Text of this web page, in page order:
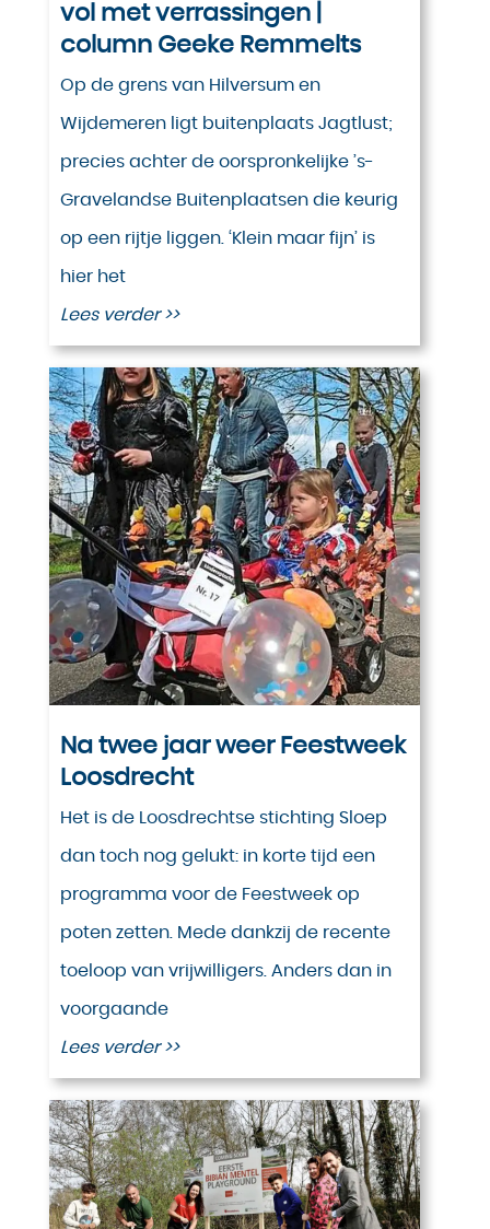
vol met verrassingen |
column Geeke Remmelts
Op de grens van Hilversum en
Wijdemeren ligt buitenplaats Jagtlust;
precies achter de oorspronkelijke ’s-
Gravelandse Buitenplaatsen die keurig
op een rijtje liggen. ‘Klein maar fijn’ is
hier het
Lees verder >>
Na twee jaar weer Feestweek
Loosdrecht
Het is de Loosdrechtse stichting Sloep
dan toch nog gelukt: in korte tijd een
programma voor de Feestweek op
poten zetten. Mede dankzij de recente
toeloop van vrijwilligers. Anders dan in
voorgaande
Lees verder >>